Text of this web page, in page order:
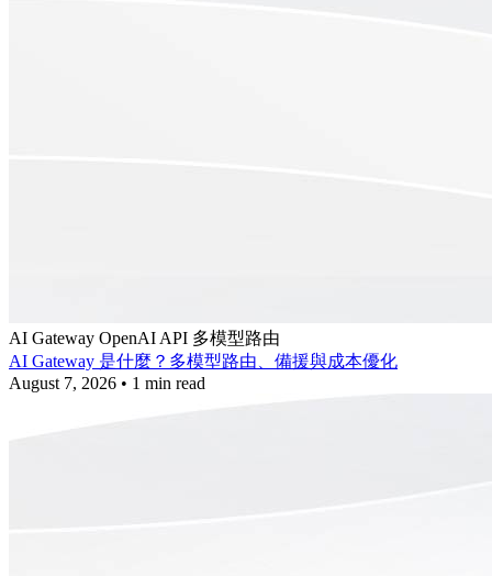
AI Gateway OpenAI API 多模型路由
AI Gateway 是什麼？多模型路由、備援與成本優化
August 7, 2026 • 1 min read